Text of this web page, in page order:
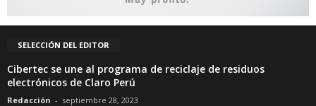
SELECCIÓN DEL EDITOR
Cibertec se une al programa de reciclaje de residuos
electrónicos de Claro Perú
Redacción - septiembre 28, 2023